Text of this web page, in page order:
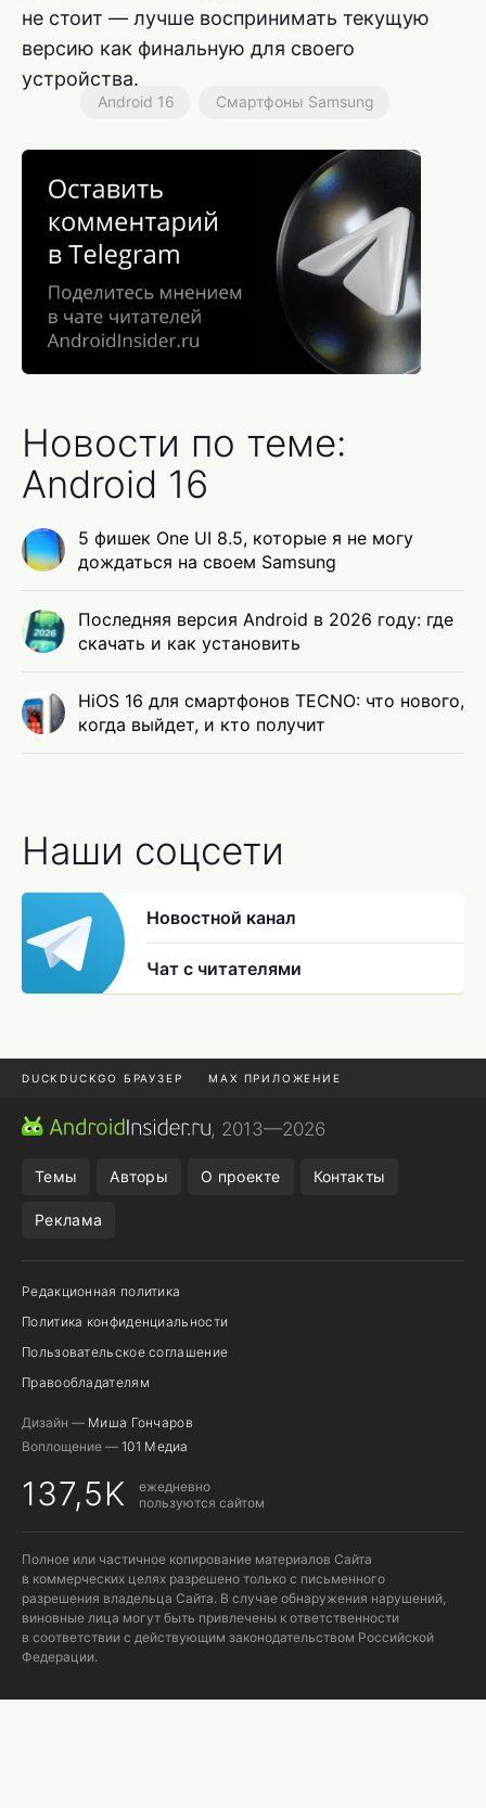
не стоит — лучше воспринимать текущую
версию как финальную для своего
устройства.
Android 16 Смартфоны Samsung
Новости по теме:
Android 16
5 фишек One UI 8.5, которые я не могу
дождаться на своем Samsung
Последняя версия Android в 2026 году: где
скачать и как установить
HiOS 16 для смартфонов TECNO: что нового,
когда выйдет, и кто получит
Наши соцсети
Новостной канал
Чат с читателями
DUCKDUCKGO БРАУЗЕР MAX ПРИЛОЖЕНИЕ
ПРИЛОЖЕНИЯ ANDROID
, 2013—2026
Темы Авторы О проекте Контакты
Реклама
Редакционная политика
Политика конфиденциальности
Пользовательское соглашение
Правообладателям
Дизайн — Миша Гончаров
Воплощение — 101 Медиа
137,5K
ежедневно
пользуются сайтом
Полное или частичное копирование материалов Сайта
в коммерческих целях разрешено только с письменного
разрешения владельца Сайта. В случае обнаружения нарушений,
виновные лица могут быть привлечены к ответственности
в соответствии с действующим законодательством Российской
Федерации.